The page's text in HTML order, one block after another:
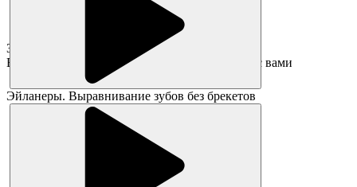
Эйланеры. Выравнивание зубов без брекетов
Заявка принята!
В ближайшее время администратор свяжется с вами